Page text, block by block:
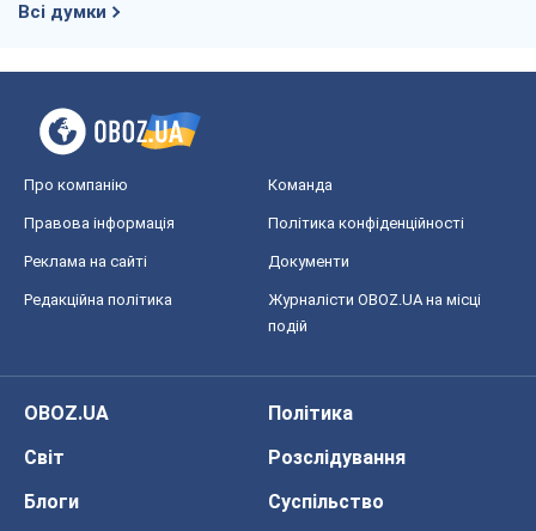
Всі думки
Про компанію Команда
Правова інформація Політика конфіденційності
Реклама на сайті Документи
Редакційна політика
Журналісти OBOZ.UA на місці
подій
OBOZ.UA
Політика
Світ
Розслідування
Блоги
Суспільство